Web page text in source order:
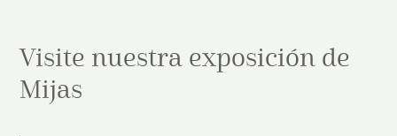
Visite nuestra exposición de
Mijas